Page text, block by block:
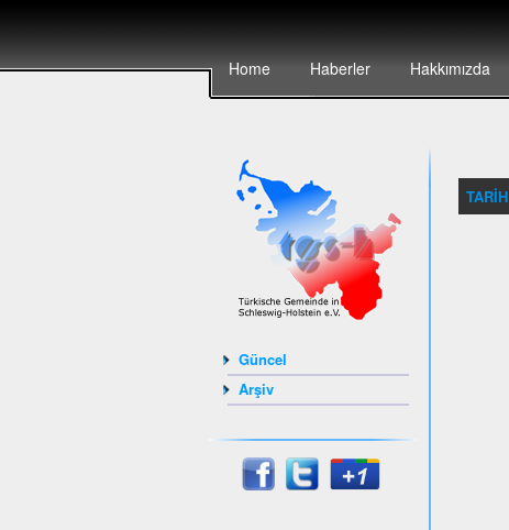
Home Haberler Hakkımızda
Güncel
Arşiv
TARIH